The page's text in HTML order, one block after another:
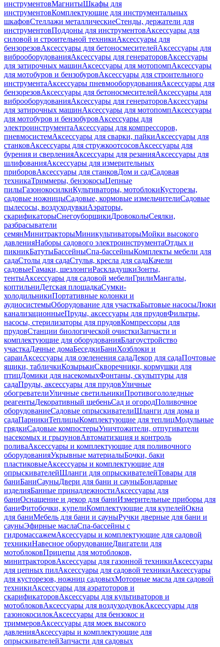
инструментовМагнитыШкафы для
инструментовКомплектующие для инструментальных
шкафовСтеллажи металлическиеСтенды, держатели для
инструментовПоддоны для инструментовАксессуары для
силовой и строительной техникиАксессуары для
бензорезовАксессуары для бетоносмесителейАксессуары для
виброоборудованияАксессуары для генераторовАксессуары
для затирочных машинАксессуары для мотопомпАксессуары
для мотобуров и бензобуровАксессуары для строительного
инструментаАксессуары пневмооборудованияАксессуары для
бензорезовАксессуары для бетоносмесителейАксессуары для
виброоборудованияАксессуары для генераторовАксессуары
для затирочных машинАксессуары для мотопомпАксессуары
для мотобуров и бензобуровАксессуары для
электроинструментаАксессуары для компрессоров,
пневмосистемАксессуары для сварки, пайкиАксессуары для
станковАксессуары для стружкоотсосовАксессуары для
бурения и сверленияАксессуары для резанияАксессуары для
шлифованияАксессуары для измерительных
приборовАксессуары для станковДом и садСадовая
техникаТриммеры, бензокосыЦепные
пилыГазонокосилкиКультиваторы, мотоблокиКусторезы,
садовые ножницыСадовые, кормовые измельчителиСадовые
пылесосы, воздуходувкиАэраторы,
скарификаторыСнегоуборщикиДровоколыСеялки,
разбрасыватели
семянМинитракторыМиникультиваторыМойки высокого
давленияНаборы садового электроинструментаОтдых и
пикникБатутыБассейныСпа-бассейныКомплекты мебели для
садаСтолы для садаСтулья, кресла для садаКачели
садовыеГамаки, шезлонгиРаскладушкиЗонты,
тентыАксессуары для садовой мебелиГрилиМангалы,
коптильниДетская площадкаСумки-
холодильникиПортативные колонки и
аудиосистемыОборудование для участкаБытовые насосыЛюки
канализационныеПруды, аксессуары для прудовФильтры,
насосы, стерилизаторы для прудовКомпрессоры для
прудовСтанции биологической очисткиЗапчасти и
комплектующие для оборудованияБлагоустройство
участкаДачные домаБеседкиБаниХозблоки и
сараиАксессуары для озеленения садаДекор для садаПочтовые
ящики, табличкиКозырькиСкворечники, кормушки для
птицДомики для насекомыхФонтаны, скульптуры для
садаПруды, аксессуары для прудовУличные
обогревателиУличные светильникиПротивогололедные
реагентыДекоративный щебеньСад и огородПоливочное
оборудованиеСадовые опрыскивателиШланги для дома и
садаПарникиТеплицыКомплектующие для теплицМодульные
грядкиСадовые компостерыУничтожители, отпугиватели
насекомых и грызуновАвтоматизация и контроль
поливаАксессуары и комплектующие для поливочного
оборудованияУкрывные материалыБочки, баки
пластиковыеАксессуары и комплектующие для
опрыскивателейШланги для опрыскивателейТовары для
баниБаниСауныДвери для бани и сауныБондарные
изделияБанные принадлежностиАксессуары для
баниОснащение и декор для баниИзмерительные приборы для
баниФитобочки, купелиКомплектующие для купелейОкна
для баниМебель для бани и сауныРучки дверные для бани и
сауныЭфирные маслаСпа-бассейны с
гидромассажемАксессуары и комплектующие для садовой
техникиНавесное оборудованиеДвигатели для
мотоблоковПрицепы для мотоблоков,
минитракторовАксессуары для газонной техникиАксессуары
для цепных пилАксессуары для садовой техникиАксессуары
для кусторезов, ножниц садовыхМоторные масла для садовой
техникиАксессуары для аэратоторов и
скарификаторовАксессуары для культиваторов и
мотоблоковАксессуары для воздуходувокАксессуары для
газонокосилокАксессуары для бензокос и
триммеровАксессуары для моек высокого
давленияАксессуары и комплектующие для
опрыскивателейЗапчасти для садовых